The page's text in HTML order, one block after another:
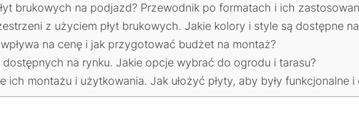
brukowych na podjazd? Przewodnik po formatach i ich
z użyciem płyt brukowych. Jakie kolory i style są dostępne
na cenę i jak przygotować budżet na montaż?
na rynku. Jakie opcje wybrać do ogrodu i tarasu?
ich montażu i użytkowania. Jak ułożyć płyty, aby były funkcjonalne i